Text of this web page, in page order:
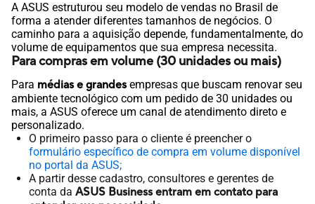
A ASUS estruturou seu modelo de vendas no Brasil de
forma a atender diferentes tamanhos de negócios. O
caminho para a aquisição depende, fundamentalmente, do
volume de equipamentos que sua empresa necessita.
Para compras em volume (30 unidades ou mais)
Para médias e grandesempresas que buscam renovar seu
ambiente tecnológico com um pedido de 30 unidades ou
mais, a ASUS oferece um canal de atendimento direto e
personalizado.
O primeiro passo para o cliente é preencher o
formulário específico de compra em volume disponível
no portal da ASUS;
A partir desse cadastro, consultores e gerentes de
conta da ASUS Business entram em contato para